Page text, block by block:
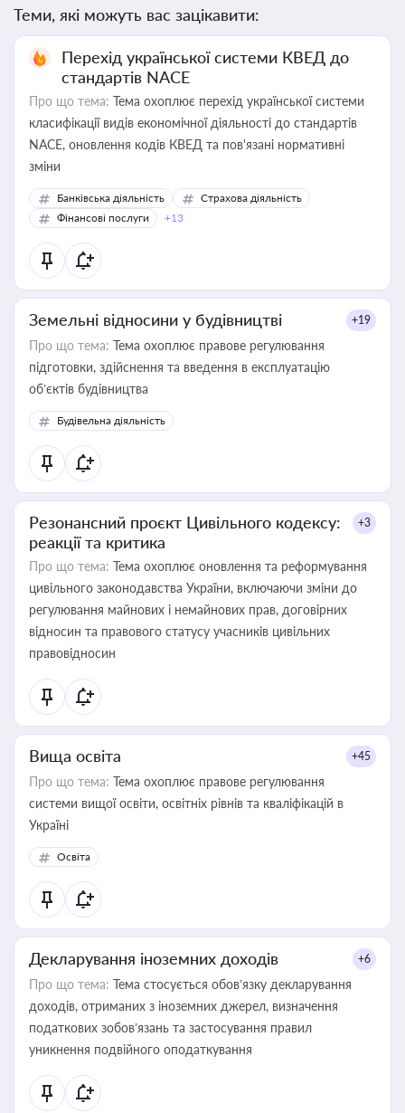
Теми, які можуть вас зацікавити:
Перехід української системи КВЕД до
стандартів NACE
Про що тема: Тема охоплює перехід української системи
класифікації видів економічної діяльності до стандартів
NACE, оновлення кодів КВЕД та пов'язані нормативні
зміни
Банківська діяльність
Страхова діяльність
Фінансові послуги
+13
Земельні відносини у будівництві +19
Про що тема: Тема охоплює правове регулювання
підготовки, здійснення та введення в експлуатацію
об’єктів будівництва
Будівельна діяльність
Резонансний проєкт Цивільного кодексу:
реакції та критика
+3
Про що тема: Тема охоплює оновлення та реформування
цивільного законодавства України, включаючи зміни до
регулювання майнових і немайнових прав, договірних
відносин та правового статусу учасників цивільних
правовідносин
Вища освіта +45
Про що тема: Тема охоплює правове регулювання
системи вищої освіти, освітніх рівнів та кваліфікацій в
Україні
Освіта
Декларування іноземних доходів +6
Про що тема: Тема стосується обов’язку декларування
доходів, отриманих з іноземних джерел, визначення
податкових зобов’язань та застосування правил
уникнення подвійного оподаткування